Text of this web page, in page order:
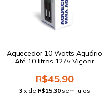
Aquecedor 10 Watts Aquário
Até 10 litros 127v Vigoar
R$45,90
3 x de R$15,30 sem juros